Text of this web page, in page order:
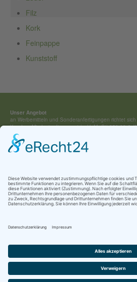
Filz
Kork
Feinpappe
Kunststoff
Unser Angebot
an Werbemitteln und Sonderan­fertigungen richtet
Kunden. Mindestauftragswert (exkl. MwSt) 250,00 €.
sondern fertigen jedes Werbemittel individuell für Sie an.
Kontakt:
Tel.: +49 (0) 4154 / 7 95 40-0
Erfahren Sie mehr überunsere Geschichteals
und lernen Sieunsere WerteundKatalogekennen.